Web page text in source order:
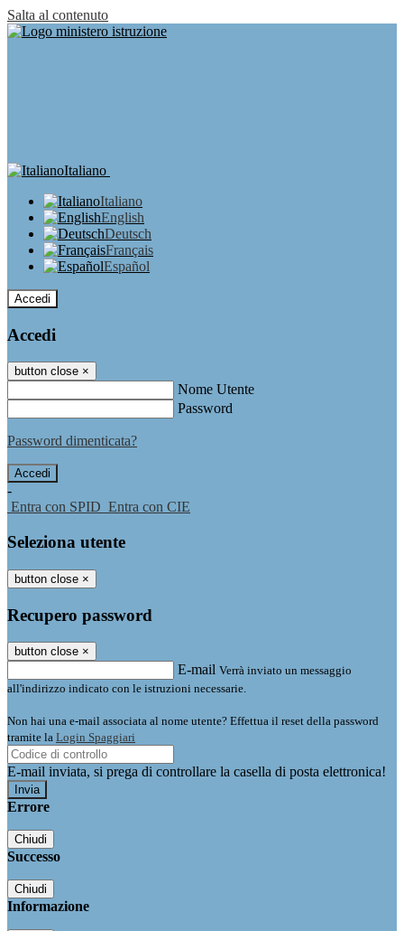
Salta al contenuto
Italiano
Italiano
English
Deutsch
Français
Español
Accedi
Accedi
button close ×
Nome Utente
Password
Password dimenticata?
-
Entra con SPID Entra con CIE
Seleziona utente
button close ×
Recupero password
button close ×
E-mail Verrà inviato un messaggio
all'indirizzo indicato con le istruzioni necessarie.
Non hai una e-mail associata al nome utente? Effettua il reset della password
tramite la Login Spaggiari
E-mail inviata, si prega di controllare la casella di posta elettronica!
Errore
Chiudi
Successo
Chiudi
Informazione